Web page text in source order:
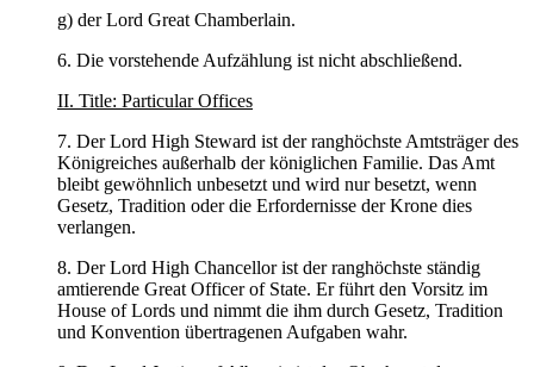
g) der Lord Great Chamberlain.
6. Die vorstehende Aufzählung ist nicht abschließend.
II. Title: Particular Offices
7. Der Lord High Steward ist der ranghöchste Amtsträger des
Königreiches außerhalb der königlichen Familie. Das Amt
bleibt gewöhnlich unbesetzt und wird nur besetzt, wenn
Gesetz, Tradition oder die Erfordernisse der Krone dies
verlangen.
8. Der Lord High Chancellor ist der ranghöchste ständig
amtierende Great Officer of State. Er führt den Vorsitz im
House of Lords und nimmt die ihm durch Gesetz, Tradition
und Konvention übertragenen Aufgaben wahr.